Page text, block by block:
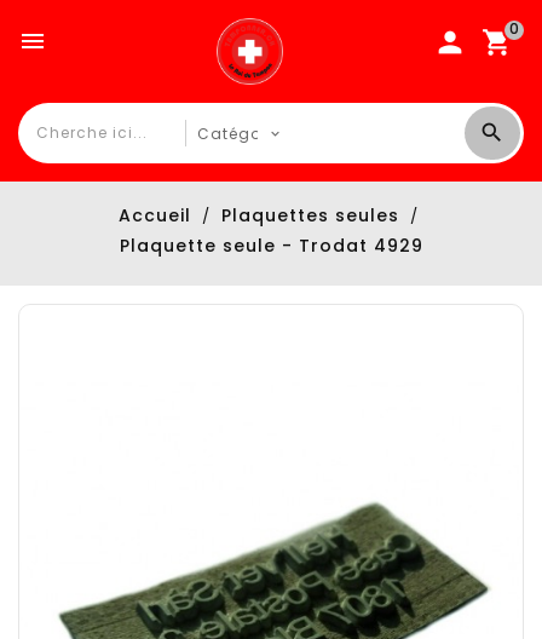
0

Accueil
Plaquettes seules
Plaquette seule - Trodat 4929